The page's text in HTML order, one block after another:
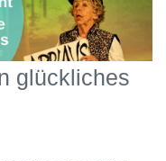
zu Themen wie
Motivation und
vielseitigen
Grundstein für die
weiteren
sowie eine ebenso
glückliches